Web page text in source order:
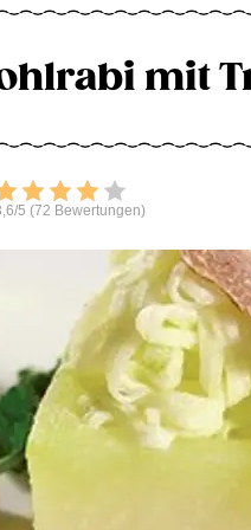
mit
Bewerten
5 (72 Bewertungen)